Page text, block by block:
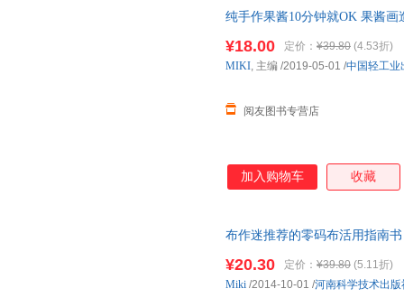
纯手作果酱10分钟就OK 果酱
¥18.00 定价： ¥39.80 (4.53折)
阅友图书专营店
MIKI, 主编 /2019-05-01 /中国轻工业
加入购物车 收藏
布作迷推荐的零码布活用指南
¥20.30 定价： ¥39.80 (5.11折)
Miki /2014-10-01 /河南科学技术出版